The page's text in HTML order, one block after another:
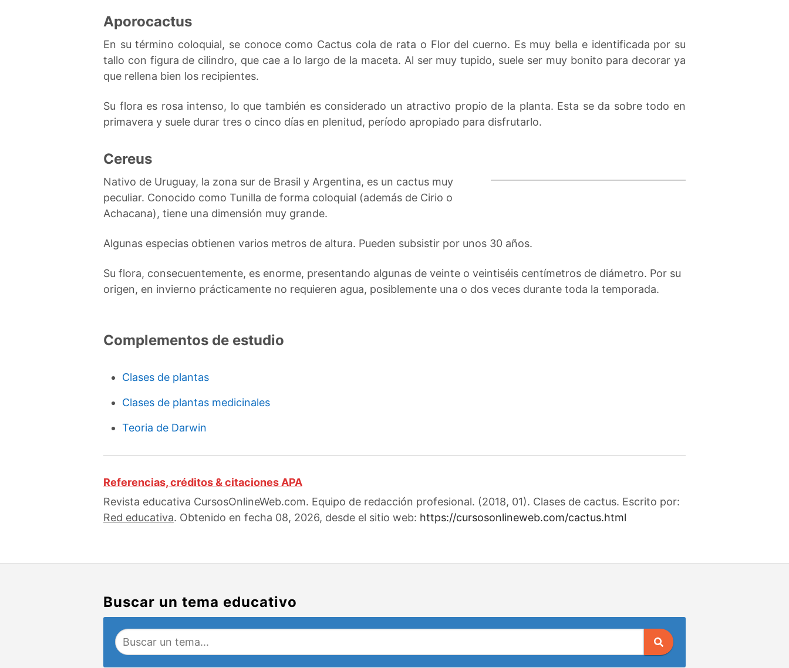
Aporocactus
En su término coloquial, se conoce como Cactus cola de rata o Flor del cuerno. Es muy bella e identificada por su
tallo con figura de cilindro, que cae a lo largo de la maceta. Al ser muy tupido, suele ser muy bonito para decorar ya
que rellena bien los recipientes.
Su flora es rosa intenso, lo que también es considerado un atractivo propio de la planta. Esta se da sobre todo en
primavera y suele durar tres o cinco días en plenitud, período apropiado para disfrutarlo.
Cereus
Nativo de Uruguay, la zona sur de Brasil y Argentina, es un cactus muy
peculiar. Conocido como Tunilla de forma coloquial (además de Cirio o
Achacana), tiene una dimensión muy grande.
Algunas especias obtienen varios metros de altura. Pueden subsistir por unos 30 años.
Su flora, consecuentemente, es enorme, presentando algunas de veinte o veintiséis centímetros de diámetro. Por su
origen, en invierno prácticamente no requieren agua, posiblemente una o dos veces durante toda la temporada.
Complementos de estudio
Clases de plantas
Clases de plantas medicinales
Teoria de Darwin
Referencias, créditos & citaciones APA
Revista educativa CursosOnlineWeb.com. Equipo de redacción profesional. (2018, 01). Clases de cactus. Escrito por:
Red educativa. Obtenido en fecha 08, 2026, desde el sitio web: https://cursosonlineweb.com/cactus.html
Buscar un tema educativo